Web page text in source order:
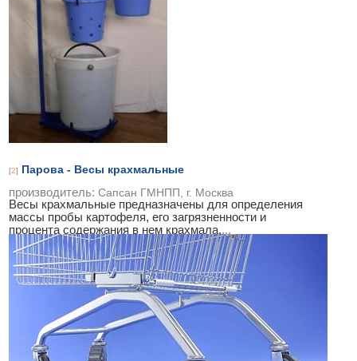
[2] Парова - Весы крахмальные
Весы крахмальные предназначены для определения
массы пробы картофеля, его загрязненности и
процента содержания в нем крахмала,...
производитель: Сапсан ГМНПП, г. Москва